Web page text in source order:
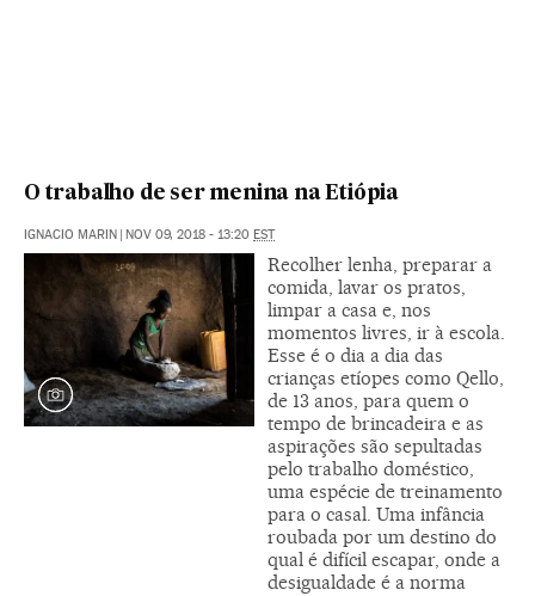
O trabalho de ser menina na Etiópia
IGNACIO MARIN NOV 09, 2018 - 13:20 EST
Recolher lenha, preparar a
comida, lavar os pratos,
limpar a casa e, nos
momentos livres, ir à escola.
Esse é o dia a dia das
crianças etíopes como Qello,
de 13 anos, para quem o
tempo de brincadeira e as
aspirações são sepultadas
pelo trabalho doméstico,
uma espécie de treinamento
para o casal. Uma infância
roubada por um destino do
qual é difícil escapar, onde a
desigualdade é a norma